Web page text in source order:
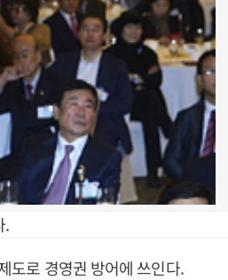
.
도로 경영권 방어에 쓰인다.